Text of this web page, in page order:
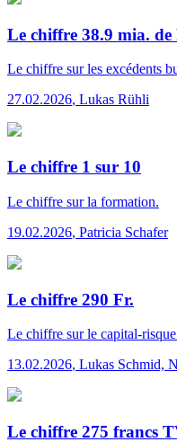
Le chiffre 38.9 mia. de
Le chiffre sur les excédents
27.02.2026, Lukas Rühli
Le chiffre 1 sur 10
Le chiffre sur la formation.
19.02.2026, Patricia Schafer
Le chiffre 290 Fr.
Le chiffre sur le capital-
13.02.2026, Lukas Schmid,
Le chiffre 275 francs